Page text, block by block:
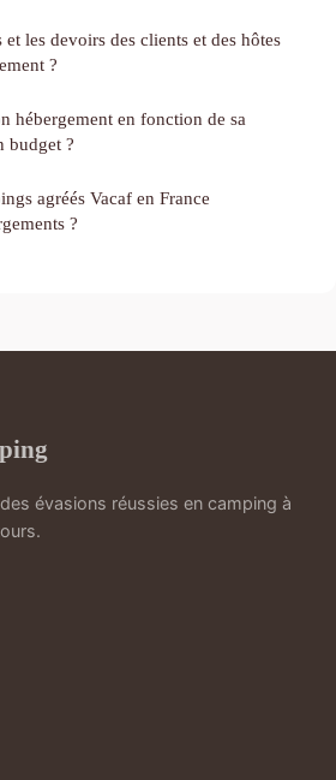
les devoirs des clients et des hôtes
?
hébergement en fonction de sa
budget ?
agréés Vacaf en France
?
évasions réussies en camping à